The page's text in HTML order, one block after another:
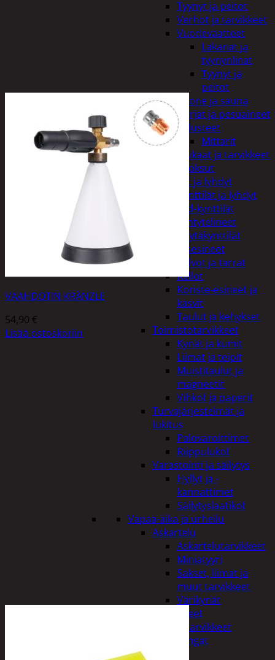
Tyynyt ja peitot
Verhot ja tarvikkeet
Vuodevaatteet
Lakanat ja
tyynynlinat
Tyynyt ja
peitot
Kylpyhuone ja sauna
Harjat ja pesuaineet
Kalusteet
Mittarit
Kiukaat ja tarvikkeet
Tuoksut
Kynttilät ja lyhdyt
Kynttilät ja lyhdyt
Led-kynttilät
Lyhtytelineet
Pöytäkynttilät
Sisustusesineet
Kalvot ja tarrat
Kellot
Koriste-esineet ja
kasvit
Taulut ja kehykset
Toimistotarvikkeet
Kynät ja kumit
Liimat ja teipit
Muistitaulut ja
magneetit
Vihkot ja paperit
Turvajärjestelmät ja
lukitus
Palovaroittimet
Riippulukot
Varastointi ja säilytys
Hyllyt ja -
kannattimet
Säilytyslaatikot
Vapaa-aika ja urheilu
Askartelu
Askartelutarvikkeet
Miniatyyri
Sakset, liimat ja
muut tarvikkeet
Värikynät
Harrasteet
Käsityötarvikkeet
Langat
VAAHDOTIN KRÄNZLE
54,90 €
Lisää ostoskoriin